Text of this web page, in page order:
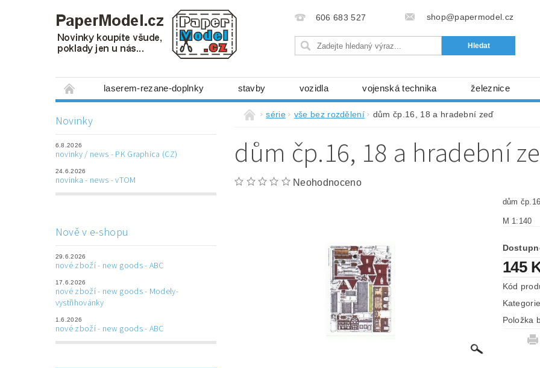
606 683 527 shop@papermodel.cz
laserem-rezane-doplnky stavby vozidla vojenská technika železnice
mechanismy, stavební stroje kosmická technika
laserem řezané doplňky 3D tištěné doplňky modelářské potřeby kartony, fólie free
Napište nám Obchodní podmínky Ochrana osobních údajů (GDPR)
Novinky
6.8.2026
novinky / news - PK Graphica (CZ)
24.6.2026
novinka - news - vTOM
Nově v e-shopu
29.6.2026
nové zboží - new goods - ABC
17.6.2026
nové zboží - new goods - Modely-
vystřihovánky
1.6.2026
nové zboží - new goods - ABC
série vše bez rozdělení dům čp.16, 18 a hradební zeď
dům čp.16, 18 a hradební
Neohodnoceno
dům
M 1:140
145
Kód
Kategorie
Položka